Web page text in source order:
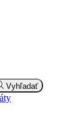
Vyhľadať